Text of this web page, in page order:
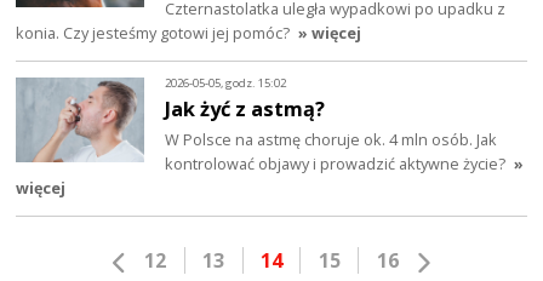
Czternastolatka uległa wypadkowi po upadku z
konia. Czy jesteśmy gotowi jej pomóc? » więcej
2026-05-05, godz. 15:02
Jak żyć z astmą?
W Polsce na astmę choruje ok. 4 mln osób. Jak
kontrolować objawy i prowadzić aktywne życie? »
więcej
12 13 14 15 16